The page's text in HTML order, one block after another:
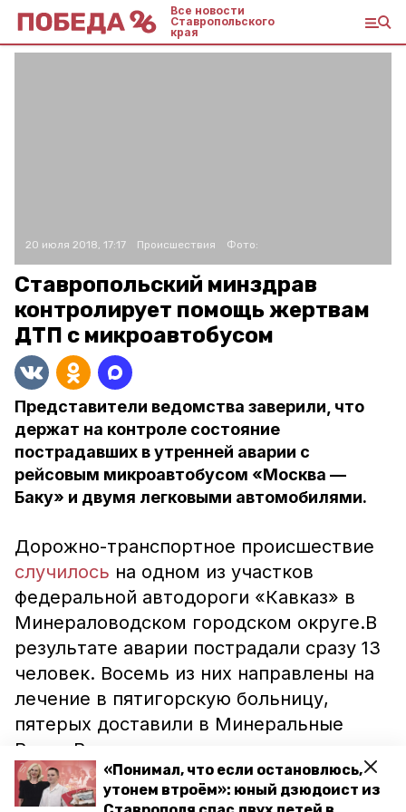
«Понимал, что если остановлюсь,
утонем втроём»: юный дзюдоист из
Все новости
Ставропольского
края
20 июля 2018, 17:17 Происшествия Фото:
Ставропольский минздрав
контролирует помощь жертвам
ДТП с микроавтобусом
Представители ведомства заверили, что
держат на контроле состояние
пострадавших в утренней аварии с
рейсовым микроавтобусом «Москва —
Баку» и двумя легковыми автомобилями.
Дорожно-транспортное происшествие
случилось на одном из участков
федеральной автодороги «Кавказ» в
Минераловодском городском округе.В
результате аварии пострадали сразу 13
человек. Восемь из них направлены на
лечение в пятигорскую больницу,
пятерых доставили в Минеральные
Воды. Всем пострадавшим оказывается
необходимая медицинская помощь.
Напомним, ранее на трассе под селом